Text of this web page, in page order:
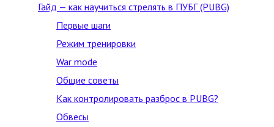
Гайд — как научиться стрелять в ПУБГ (PUBG)
Первые шаги
Режим тренировки
War mode
Общие советы
Как контролировать разброс в PUBG?
Обвесы